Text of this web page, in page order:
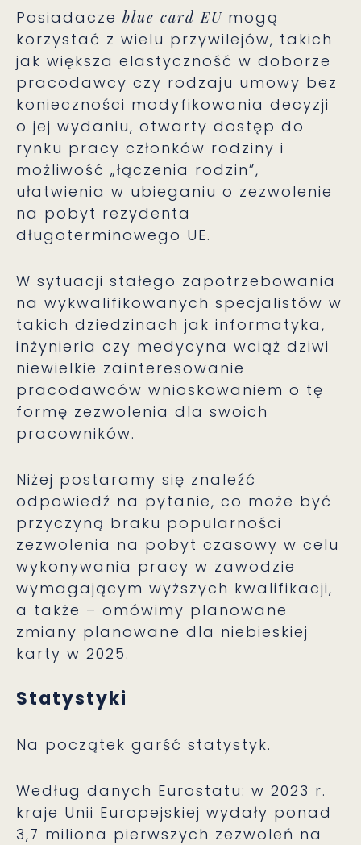
Posiadacze blue card EU mogą
korzystać z wielu przywilejów, takich
jak większa elastyczność w doborze
pracodawcy czy rodzaju umowy bez
konieczności modyfikowania decyzji
o jej wydaniu, otwarty dostęp do
rynku pracy członków rodziny i
możliwość „łączenia rodzin”,
ułatwienia w ubieganiu o zezwolenie
na pobyt rezydenta
długoterminowego UE.
W sytuacji stałego zapotrzebowania
na wykwalifikowanych specjalistów w
takich dziedzinach jak informatyka,
inżynieria czy medycyna wciąż dziwi
niewielkie zainteresowanie
pracodawców wnioskowaniem o tę
formę zezwolenia dla swoich
pracowników.
Niżej postaramy się znaleźć
odpowiedź na pytanie, co może być
przyczyną braku popularności
zezwolenia na pobyt czasowy w celu
wykonywania pracy w zawodzie
wymagającym wyższych kwalifikacji,
a także – omówimy planowane
zmiany planowane dla niebieskiej
karty w 2025.
Statystyki
Na początek garść statystyk.
Według danych Eurostatu: w 2023 r.
kraje Unii Europejskiej wydały ponad
3,7 miliona pierwszych zezwoleń na